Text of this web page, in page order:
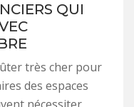
QUI
très cher pour
des espaces